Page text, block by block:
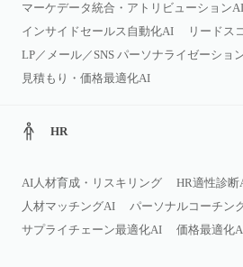
マーケデータ統合・アトリビューションAI
インサイドセールス自動化AI
リードス
LP／メール／SNS パーソナライゼーショ
見積もり・価格最適化AI
HR
AI人材育成・リスキリング HR適性診断
人材マッチングAI
パーソナルコーチン
サプライチェーン最適化AI
価格最適化